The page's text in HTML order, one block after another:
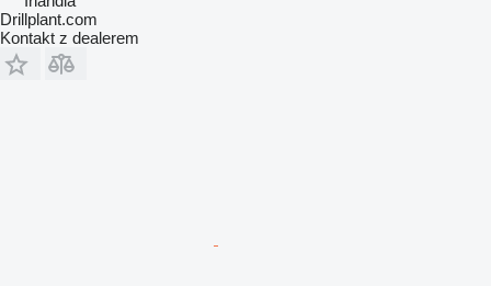
Drillplant.com
Kontakt z dealerem